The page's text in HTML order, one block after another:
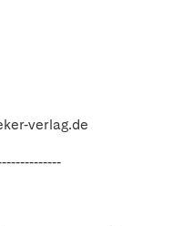
verlag.de